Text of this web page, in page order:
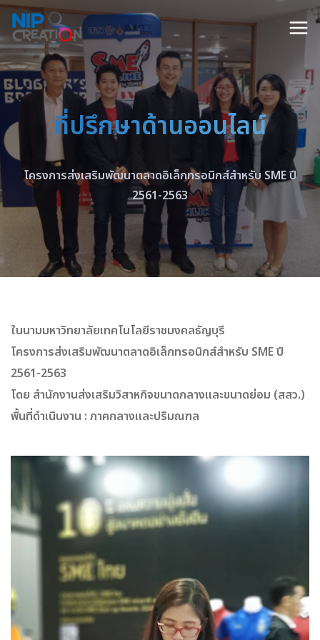
ที่ปรึกษาด้านออนไลน์
โครงการส่งเสริมพัฒนาตลาดอิเล็กทรอนิกส์สำหรับ SME ปี
2561-2563
ในนามมหาวิทยาลัยเทคโนโลยีราชมงคลธัญบุรี
โครงการส่งเสริมพัฒนาตลาดอิเล็กทรอนิกส์สำหรับ SME ปี
2561-2563
โดย สำนักงานส่งเสริมวิสาหกิจขนาดกลางและขนาดย่อม (สสว.)
พื้นที่ดำเนินงาน : ภาคกลางและปริมณฑล